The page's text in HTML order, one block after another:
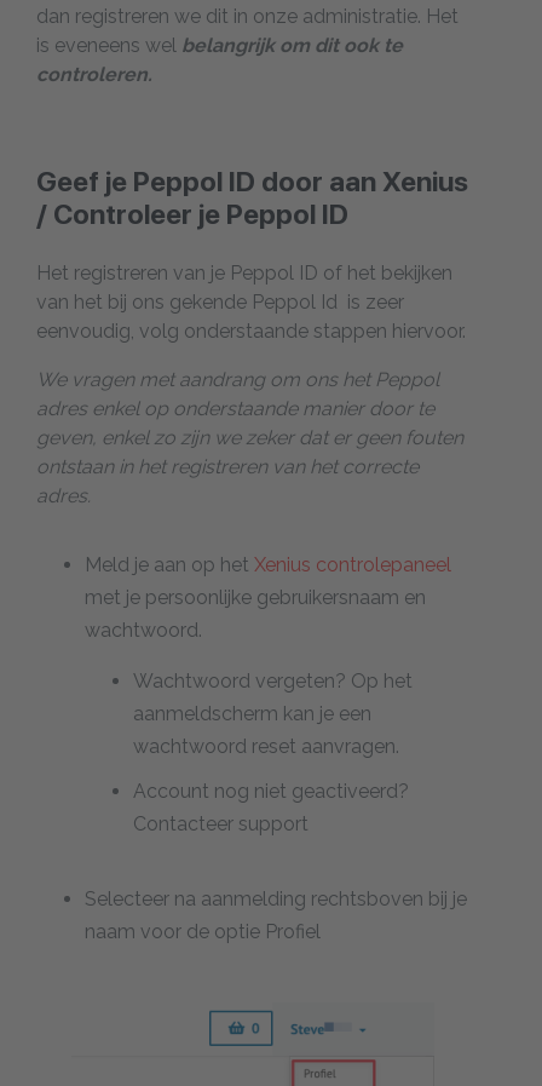
dan registreren we dit in onze administratie. Het
is eveneens wel belangrijk om dit ook te
controleren.
Geef je Peppol ID door aan Xenius
/ Controleer je Peppol ID
Het registreren van je Peppol ID of het bekijken
van het bij ons gekende Peppol Id is zeer
eenvoudig, volg onderstaande stappen hiervoor.
We vragen met aandrang om ons het Peppol
adres enkel op onderstaande manier door te
geven, enkel zo zijn we zeker dat er geen fouten
ontstaan in het registreren van het correcte
adres.
Meld je aan op het Xenius controlepaneel
met je persoonlijke gebruikersnaam en
wachtwoord.
Wachtwoord vergeten? Op het
aanmeldscherm kan je een
wachtwoord reset aanvragen.
Account nog niet geactiveerd?
Contacteer support
Selecteer na aanmelding rechtsboven bij je
naam voor de optie Profiel